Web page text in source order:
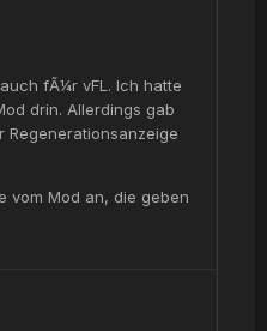
fÃ¼r vFL. Ich hatte
drin. Allerdings gab
Regenerationsanzeige
vom Mod an, die geben